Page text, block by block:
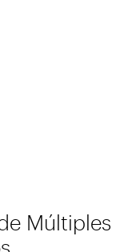
Múltiples